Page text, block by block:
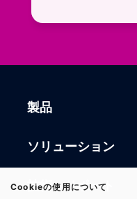
製品
製品一覧
RFIDリーダー
ソリューション
RFIDソリューション
技術・サポート
Cookieの使用について